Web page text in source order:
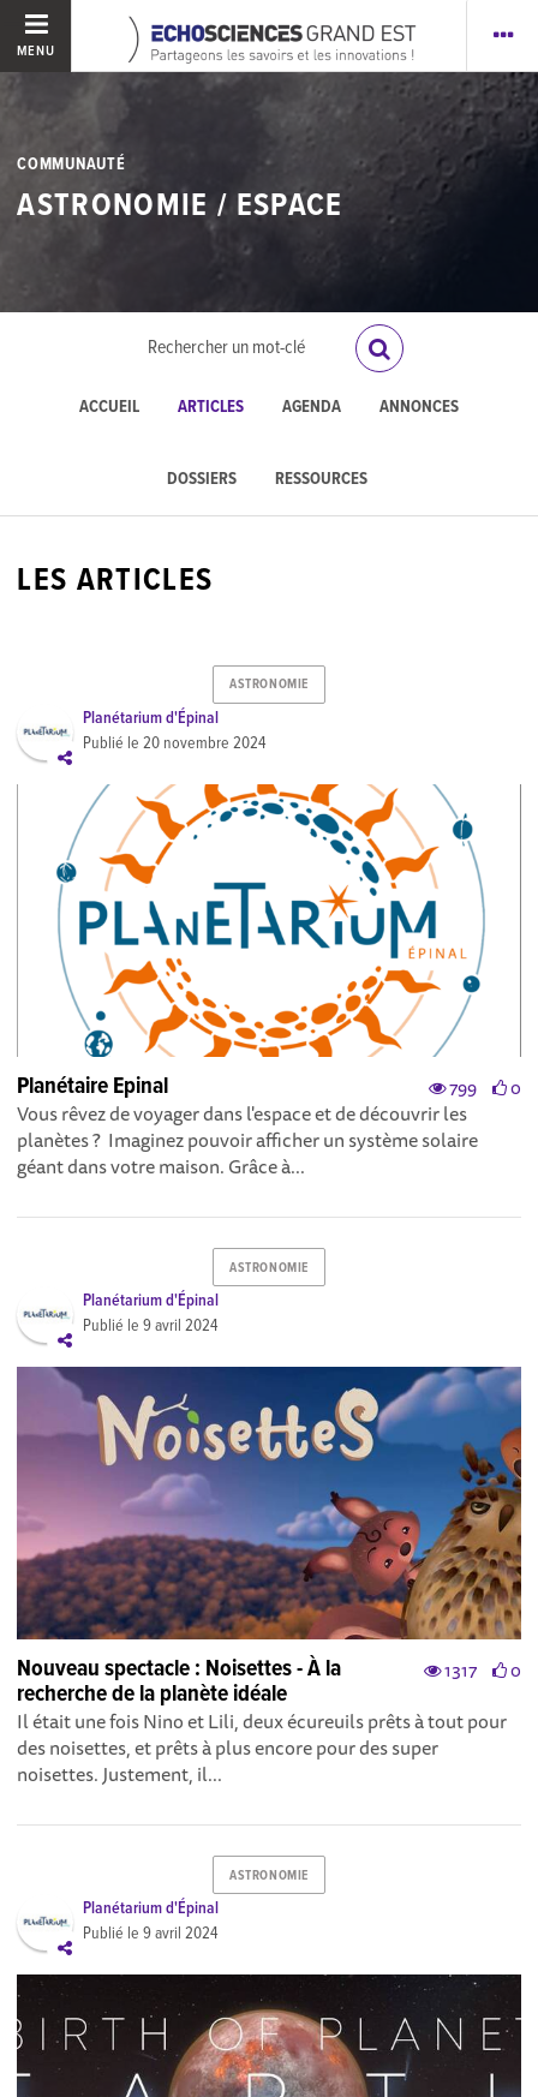
MENU
COMMUNAUTÉ
ASTRONOMIE / ESPACE
ACCUEIL ARTICLES AGENDA ANNONCES
DOSSIERS RESSOURCES
LES ARTICLES
ASTRONOMIE
Planétarium d'Épinal
Publié le20 novembre 2024
799 0
Planétaire Epinal
Vous rêvez de voyager dans l'espace et de découvrir les
planètes ? Imaginez pouvoir afficher un système solaire
géant dans votre maison. Grâce à...
ASTRONOMIE
Planétarium d'Épinal
Publié le9 avril 2024
1317 0
Nouveau spectacle : Noisettes - À la
recherche de la planète idéale
Il était une fois Nino et Lili, deux écureuils prêts à tout pour
des noisettes, et prêts à plus encore pour des super
noisettes. Justement, il...
ASTRONOMIE
Planétarium d'Épinal
Publié le9 avril 2024